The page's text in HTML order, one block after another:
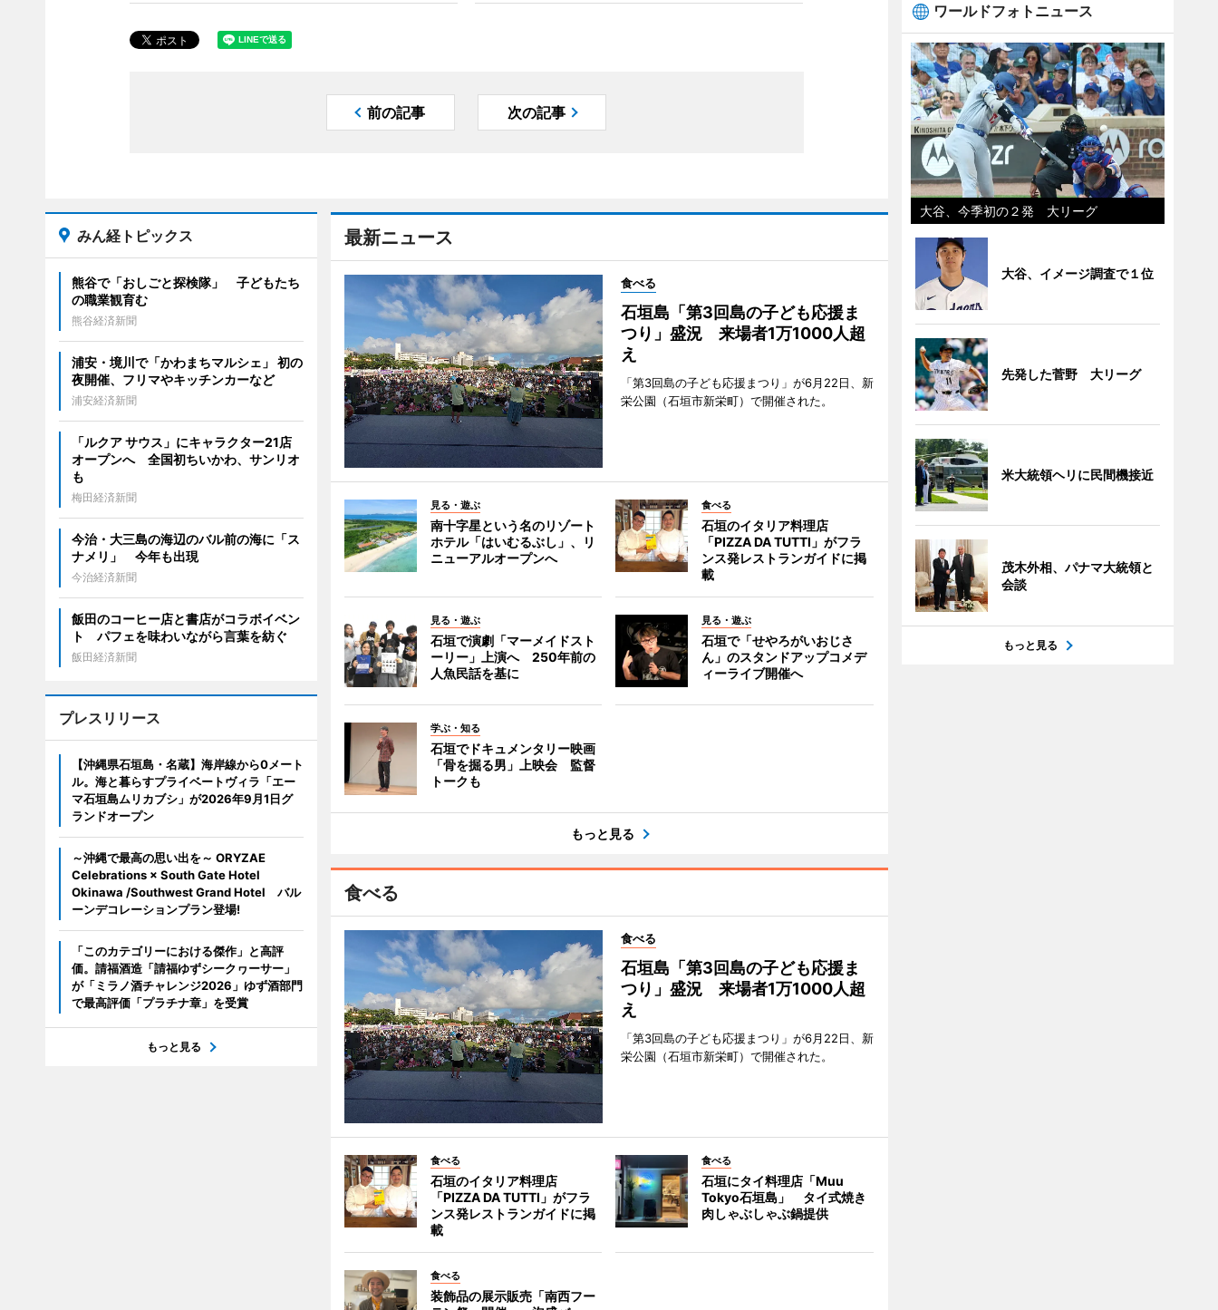
前の記事 次の記事
最新ニュース
食べる
石垣島「第3回島の子ども応援ま
つり」盛況 来場者1万1000人超
え
「第3回島の子ども応援まつり」が6月22日、新
栄公園（石垣市新栄町）で開催された。
見る・遊ぶ
南十字星という名のリゾート
ホテル「はいむるぶし」、リ
ニューアルオープンへ
食べる
石垣のイタリア料理店
「PIZZA DA TUTTI」がフラ
ンス発レストランガイドに掲
載
見る・遊ぶ
石垣で演劇「マーメイドスト
ーリー」上演へ 250年前の
人魚民話を基に
見る・遊ぶ
石垣で「せやろがいおじさ
ん」のスタンドアップコメデ
ィーライブ開催へ
学ぶ・知る
石垣でドキュメンタリー映画
「骨を掘る男」上映会 監督
トークも
もっと見る
食べる
食べる
石垣島「第3回島の子ども応援ま
つり」盛況 来場者1万1000人超
え
「第3回島の子ども応援まつり」が6月22日、新
栄公園（石垣市新栄町）で開催された。
食べる
石垣のイタリア料理店
「PIZZA DA TUTTI」がフラ
ンス発レストランガイドに掲
載
食べる
石垣にタイ料理店「Muu
Tokyo石垣島」 タイ式焼き
肉しゃぶしゃぶ鍋提供
食べる
装飾品の展示販売「南西フー
みん経トピックス
熊谷で「おしごと探検隊」 子どもたち
の職業観育む
熊谷経済新聞
浦安・境川で「かわまちマルシェ」 初の
夜開催、フリマやキッチンカーなど
浦安経済新聞
「ルクア サウス」にキャラクター21店
オープンへ 全国初ちいかわ、サンリオ
も
梅田経済新聞
今治・大三島の海辺のバル前の海に「ス
ナメリ」 今年も出現
今治経済新聞
飯田のコーヒー店と書店がコラボイベン
ト パフェを味わいながら言葉を紡ぐ
飯田経済新聞
プレスリリース
【沖縄県石垣島・名蔵】海岸線から0メート
ル。海と暮らすプライベートヴィラ「エー
マ石垣島ムリカブシ」が2026年9月1日グ
ランドオープン
～沖縄で最高の思い出を～ ORYZAE
Celebrations × South Gate Hotel
Okinawa /Southwest Grand Hotel バル
ーンデコレーションプラン登場!
「このカテゴリーにおける傑作」と高評
価。請福酒造「請福ゆずシークヮーサー」
が「ミラノ酒チャレンジ2026」ゆず酒部門
で最高評価「プラチナ章」を受賞
もっと見る
ワールドフォトニュース
大谷、今季初の２発 大リーグ
大谷、イメージ調査で１位
先発した菅野 大リーグ
米大統領ヘリに民間機接近
茂木外相、パナマ大統領と
会談
もっと見る